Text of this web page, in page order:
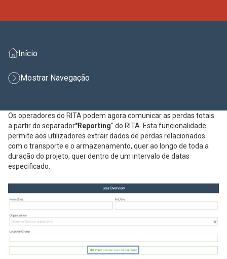
Início
Mostrar Navegação
Os operadores do RITA podem agora comunicar as perdas totais
a partir do separador"Reporting" do RITA. Esta funcionalidade
permite aos utilizadores extrair dados de perdas relacionados
com o transporte e o armazenamento, quer ao longo de toda a
duração do projeto, quer dentro de um intervalo de datas
especificado.